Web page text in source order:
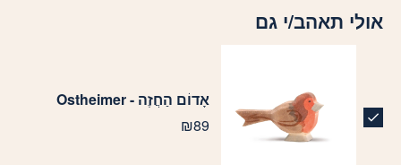
אולי תאהב/י גם
אָדוֹם הַחֲזֶה - Ostheimer
₪89